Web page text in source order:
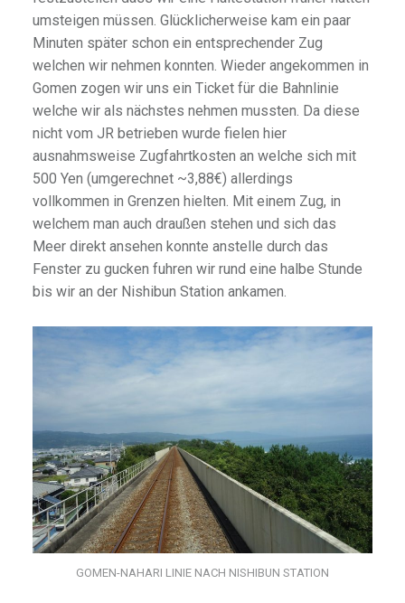
umsteigen müssen. Glücklicherweise kam ein paar
Minuten später schon ein entsprechender Zug
welchen wir nehmen konnten. Wieder angekommen in
Gomen zogen wir uns ein Ticket für die Bahnlinie
welche wir als nächstes nehmen mussten. Da diese
nicht vom JR betrieben wurde fielen hier
ausnahmsweise Zugfahrtkosten an welche sich mit
500 Yen (umgerechnet ~3,88€) allerdings
vollkommen in Grenzen hielten. Mit einem Zug, in
welchem man auch draußen stehen und sich das
Meer direkt ansehen konnte anstelle durch das
Fenster zu gucken fuhren wir rund eine halbe Stunde
bis wir an der Nishibun Station ankamen.
GOMEN-NAHARI LINIE NACH NISHIBUN STATION